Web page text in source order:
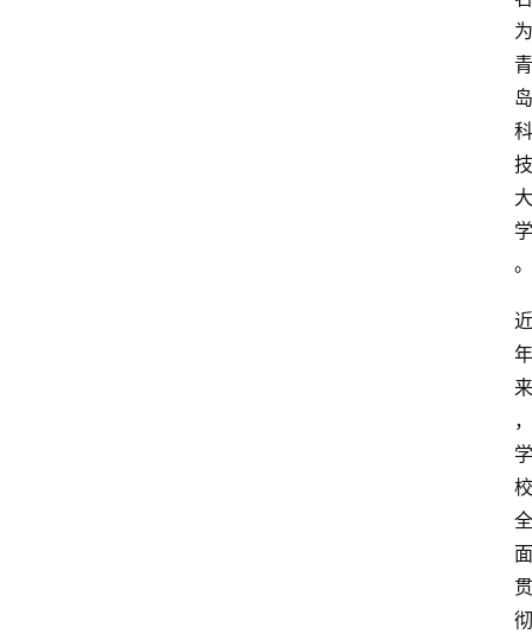
为
青
岛
科
技
大
学
。
近
年
来
，
学
校
全
面
贯
彻